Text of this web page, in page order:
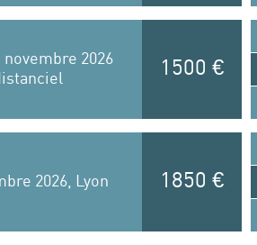
novembre 2026
1500 €
2026, Lyon 1850 €